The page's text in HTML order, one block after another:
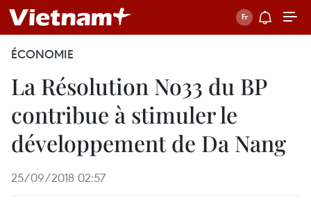
ÉCONOMIE
La Résolution No33 du BP
contribue à stimuler le
développement de Da Nang
25/09/2018 02:57